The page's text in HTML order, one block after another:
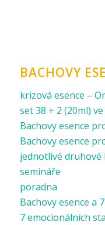
BACHOVY
krizová esence –
set 38 + 2 (20ml)
Bachovy esence
Bachovy esence
jednotlivé druhové
semináře
poradna
Bachovy esence a
7 emocionálních